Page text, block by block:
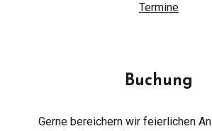
Termine
Buchung
Gerne bereichern wir feierlichen